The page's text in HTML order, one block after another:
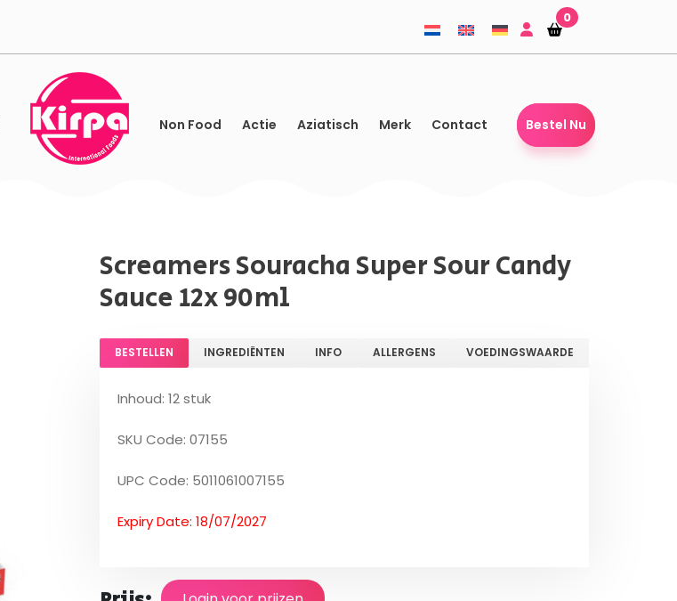
Winkelmandje
Winkelmandje
0
Non Food Actie Aziatisch Merk Contact Bestel Nu
Screamers Souracha Super Sour Candy
Sauce 12x 90ml
BESTELLEN INGREDIËNTEN INFO ALLERGENS VOEDINGSWAARDE
Inhoud: 12 stuk
SKU Code: 07155
UPC Code: 5011061007155
Expiry Date: 18/07/2027